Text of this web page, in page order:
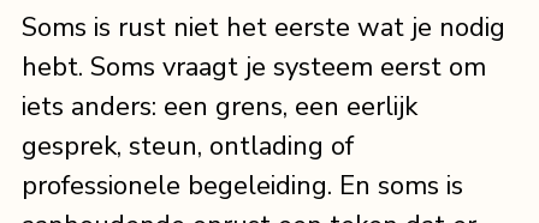
Soms is rust niet het eerste wat je nodig
hebt. Soms vraagt je systeem eerst om
iets anders: een grens, een eerlijk
gesprek, steun, ontlading of
professionele begeleiding. En soms is